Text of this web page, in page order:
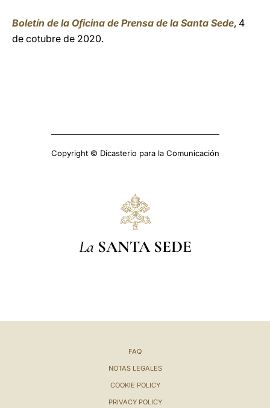
Boletín de la Oficina de Prensa de la Santa Sede, 4
de cotubre de 2020.
Copyright © Dicasterio para la Comunicación
La SANTA SEDE
FAQ
NOTAS LEGALES
COOKIE POLICY
PRIVACY POLICY